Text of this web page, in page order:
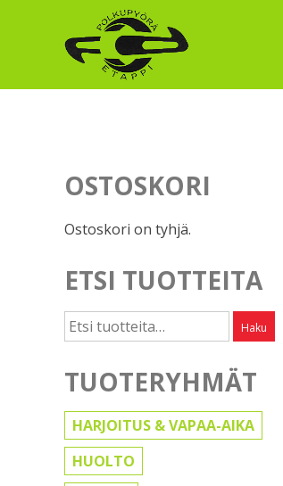
OSTOSKORI
Ostoskori on tyhjä.
ETSI TUOTTEITA
Etsi: Haku
TUOTERYHMÄT
HARJOITUS & VAPAA-AIKA
HUOLTO